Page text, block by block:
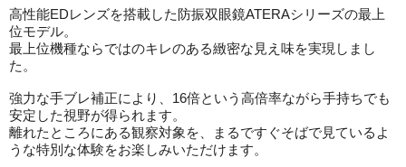
高性能EDレンズを搭載した防振双眼鏡ATERAシリーズの最上
位モデル。
最上位機種ならではのキレのある緻密な見え味を実現しまし
た。
強力な手ブレ補正により、16倍という高倍率ながら手持ちでも
安定した視野が得られます。
離れたところにある観察対象を、まるですぐそばで見ているよ
うな特別な体験をお楽しみいただけます。